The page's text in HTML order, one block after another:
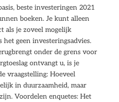
beste investeringen 2021
boeken. Je kunt alleen
als je zoveel mogelijk
geen investeringsadvies.
onder de grens voor
ontvangt u, is je
vraagstelling: Hoeveel
in duurzaamheid, maar
Voordelen enquetes: Het